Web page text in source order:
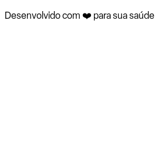
Desenvolvido com ❤️ para sua saúde